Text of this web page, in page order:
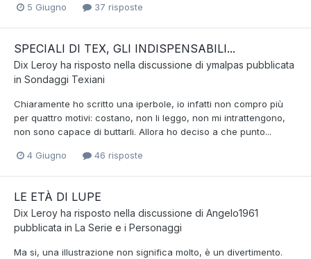
5 Giugno 37 risposte
SPECIALI DI TEX, GLI INDISPENSABILI...
Dix Leroy ha risposto nella discussione di ymalpas pubblicata
in Sondaggi Texiani
Chiaramente ho scritto una iperbole, io infatti non compro più
per quattro motivi: costano, non li leggo, non mi intrattengono,
non sono capace di buttarli. Allora ho deciso a che punto...
4 Giugno 46 risposte
LE ETÀ DI LUPE
Dix Leroy ha risposto nella discussione di Angelo1961
pubblicata in La Serie e i Personaggi
Ma si, una illustrazione non significa molto, è un divertimento.